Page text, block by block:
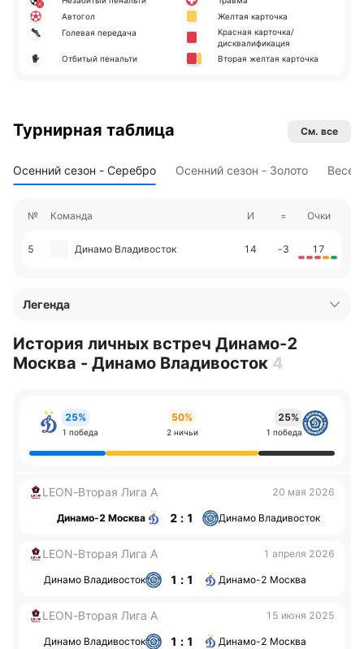
Автогол
Голевая передача
Отбитый пенальти
Желтая карточка
Красная карточка/
дисквалификация
Вторая желтая карточка
Турнирная таблица См. все
Осенний сезон - Серебро Осенний сезон - Золото
№ Команда И = Очки
5 Динамо Владивосток 14 -3 17
Легенда
История личных встреч Динамо-2
Москва - Динамо Владивосток 4
25%
1 победа
50%
2 ничьи
25%
1 победа
LEON-Вторая Лига А 20 мая 2026
Динамо-2 Москва 2 : 1 Динамо Владивосток
LEON-Вторая Лига А 1 апреля 2026
Динамо Владивосток 1 : 1 Динамо-2 Москва
LEON-Вторая Лига А 15 июня 2025
Динамо Владивосток 1 : 1 Динамо-2 Москва